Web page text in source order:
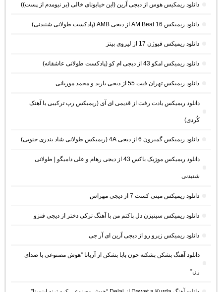
دانلود ریمکیس هوس از دیجی آرین (این خیابونای خالی (بر نیومدم از پست))
دانلود ریمیکس AM Beat 16 از دیجی AMB (پادکست طولانی شنیدنی)
دانلود ریمیکس فیوژن 17 از لیروی بیتز
دانلود ریمیکس امکو 43 از دیجی ام کو (پادکست طولانی عاشقانه)
دانلود ریمیکس تهران فیت 55 از دیجی باربد و محمد موریانی
دانلود ریمیکس یادت رفت از قدیمی ای آی (ریمیکس رپ ترکیبی با آهنک
کُردی)
دانلود ریمیکس گمبرون 6 از دیجی 4A (ریمیکس طولانی شاد بندری جنوبی)
دانلود ریمیکس موزیک باکس 43 از دیجی رهام و علی دامیگو | طولانی
شنیدنی
دانلود ریمیکس مینی کست 7 از دیجی مهراس
دانلود ریمیکس سیتیزن دل پاکتم من با آهنگ ترکی دختر از دیجی فنزو
دانلود ریمیکس زیرو رو از دیجی آرین ای آر جی
دانلود آهنگ بشکن بشکنه جون بابا بشکن از آریانا “هوش مصنوعی با صدای
زن”